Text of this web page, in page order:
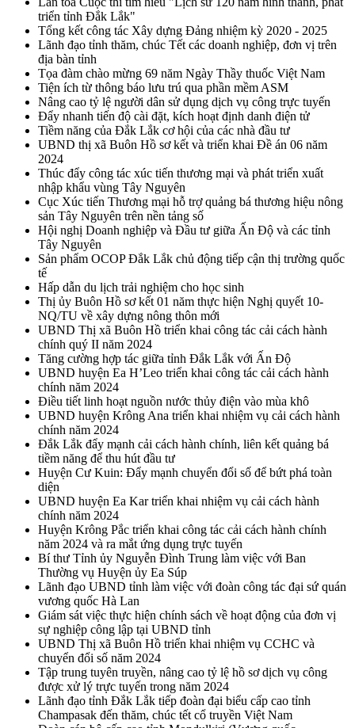
triển tỉnh Đắk Lắk"
Tổng kết công tác Xây dựng Đảng nhiệm kỳ 2020 - 2025
Lãnh đạo tỉnh thăm, chúc Tết các doanh nghiệp, đơn vị trên
địa bàn tỉnh
Tọa đàm chào mừng 69 năm Ngày Thầy thuốc Việt Nam
Tiện ích từ thông báo lưu trú qua phần mềm ASM
Nâng cao tỷ lệ người dân sử dụng dịch vụ công trực tuyến
Đẩy nhanh tiến độ cài đặt, kích hoạt định danh điện tử
Tiềm năng của Đắk Lắk cơ hội của các nhà đầu tư
UBND thị xã Buôn Hồ sơ kết và triển khai Đề án 06 năm
2024
Thúc đẩy công tác xúc tiến thương mại và phát triển xuất
nhập khẩu vùng Tây Nguyên
Cục Xúc tiến Thương mại hỗ trợ quảng bá thương hiệu nông
sản Tây Nguyên trên nền tảng số
Hội nghị Doanh nghiệp và Đầu tư giữa Ấn Độ và các tỉnh
Tây Nguyên
Sản phẩm OCOP Đắk Lắk chủ động tiếp cận thị trường quốc
tế
Hấp dẫn du lịch trải nghiệm cho học sinh
Thị ủy Buôn Hồ sơ kết 01 năm thực hiện Nghị quyết 10-
NQ/TU về xây dựng nông thôn mới
UBND Thị xã Buôn Hồ triển khai công tác cải cách hành
chính quý II năm 2024
Tăng cường hợp tác giữa tỉnh Đắk Lắk với Ấn Độ
UBND huyện Ea H’Leo triển khai công tác cải cách hành
chính năm 2024
Điều tiết linh hoạt nguồn nước thủy điện vào mùa khô
UBND huyện Krông Ana triển khai nhiệm vụ cải cách hành
chính năm 2024
Đắk Lắk đẩy mạnh cải cách hành chính, liên kết quảng bá
tiềm năng để thu hút đầu tư
Huyện Cư Kuin: Đẩy mạnh chuyển đổi số để bứt phá toàn
diện
UBND huyện Ea Kar triển khai nhiệm vụ cải cách hành
chính năm 2024
Huyện Krông Pắc triển khai công tác cải cách hành chính
năm 2024 và ra mắt ứng dụng trực tuyến
Bí thư Tỉnh ủy Nguyễn Đình Trung làm việc với Ban
Thường vụ Huyện ủy Ea Súp
Lãnh đạo UBND tỉnh làm việc với đoàn công tác đại sứ quán
vương quốc Hà Lan
Giám sát việc thực hiện chính sách về hoạt động của đơn vị
sự nghiệp công lập tại UBND tỉnh
UBND Thị xã Buôn Hồ triển khai nhiệm vụ CCHC và
chuyển đổi số năm 2024
Tập trung tuyên truyền, nâng cao tỷ lệ hồ sơ dịch vụ công
được xử lý trực tuyến trong năm 2024
Lãnh đạo tỉnh Đắk Lắk tiếp đoàn đại biểu cấp cao tỉnh
Champasak đến thăm, chúc tết cổ truyền Việt Nam